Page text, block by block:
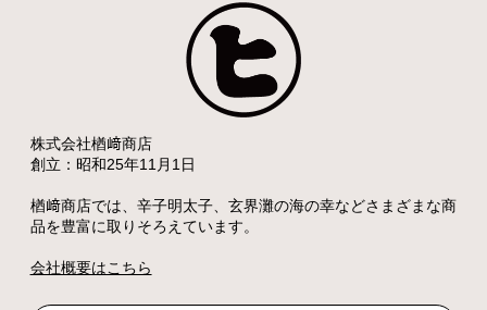
株式会社楢﨑商店
創立：昭和25年11月1日
楢﨑商店では、辛子明太子、玄界灘の海の幸などさまざまな商
品を豊富に取りそろえています。
会社概要はこちら